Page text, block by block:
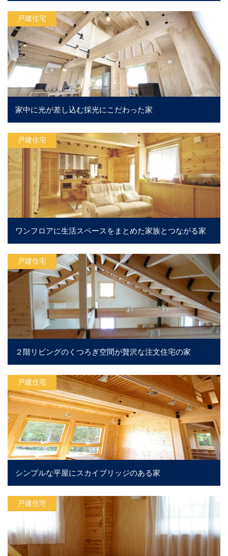
戸建住宅
家中に光が差し込む採光にこだわった家
戸建住宅
ワンフロアに生活スペースをまとめた家族とつながる家
戸建住宅
２階リビングのくつろぎ空間が贅沢な注文住宅の家
戸建住宅
シンプルな平屋にスカイブリッジのある家
戸建住宅